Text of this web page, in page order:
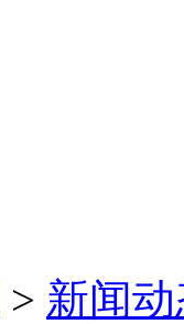
> 新闻